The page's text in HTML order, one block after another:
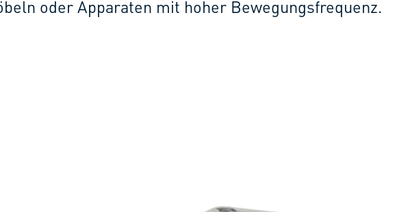
oder Apparaten mit hoher Bewegungsfrequenz.